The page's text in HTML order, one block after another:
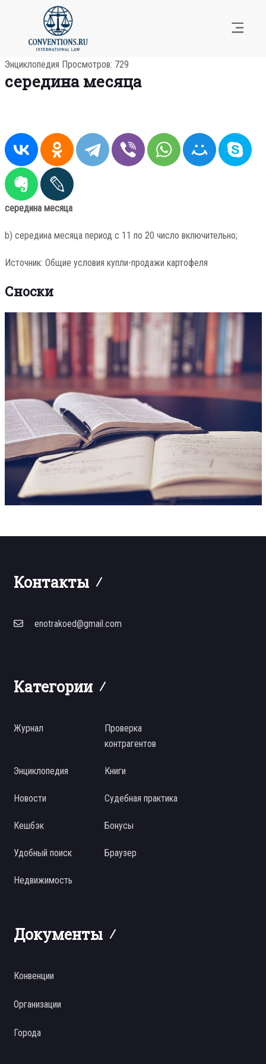
Энциклопедия Просмотров: 729
середина месяца
середина месяца
b) середина месяца период с 11 по 20 число включительно;
Источник: Общие условия купли-продажи картофеля
Сноски
Контакты
enotrakoed@gmail.com
Категории
Журнал
Проверка
контрагентов
Энциклопедия Книги
Новости Судебная практика
Кешбэк Бонусы
Удобный поиск Браузер
Недвижимость
Документы
Конвенции
Организации
Города